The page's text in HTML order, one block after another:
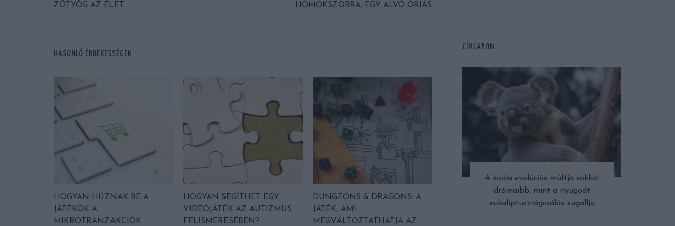
ZÖTYÖG AZ ÉLET
HOMOKSZOBRA, EGY ALVÓ ÓRIÁS
HASONLÓ ÉRDEKESSÉGEK
HOGYAN HÚZNAK BE A
JÁTÉKOK A
MIKROTRANZAKCIÓK
HOGYAN SEGÍTHET EGY
VIDEÓJÁTÉK AZ AUTIZMUS
FELISMERÉSÉBEN?
DUNGEONS & DRAGONS: A
JÁTÉK, AMI
MEGVÁLTOZTATHATJA AZ
CÍMLAPON
A koala evolúciós múltja sokkal
drámaibb, mint a nyugodt
eukaliptuszrágcsálás sugallja